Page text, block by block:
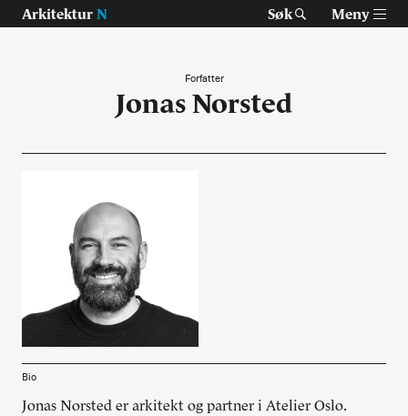
Arkitektur N Søk Meny
Prosjekter
Artikler
Om Arkitektur N
Siste utgave
Forfatter
Jonas Norsted
Bio
Jonas Norsted er arkitekt og partner i Atelier Oslo.